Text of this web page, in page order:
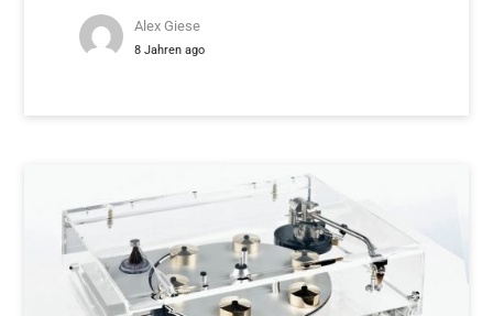
Alex Giese
8 Jahren ago